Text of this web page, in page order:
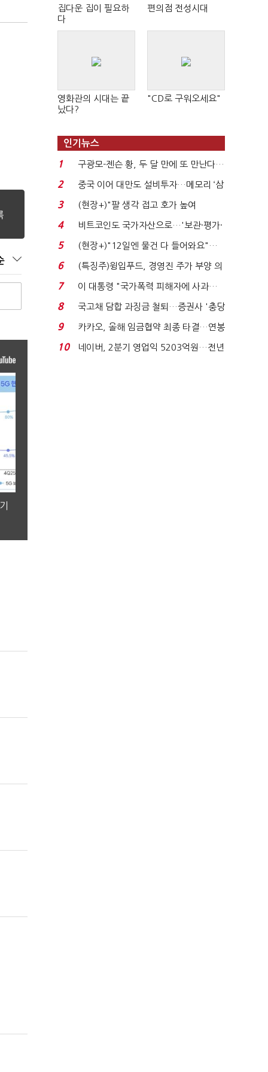
집다운 집이 필요하
다
편의점 전성시대
영화관의 시대는 끝
났다?
"CD로 구워오세요"
인기뉴스
1
구광모-젠슨 황, 두 달 만에 또 만난다…
로봇·AI 등 논...
2
중국 이어 대만도 설비투자…메모리 ‘삼
국전쟁’
3
(현장+)"팔 생각 접고 호가 높여
요"…'덜 똘똘한 한 채' 20...
4
비트코인도 국가자산으로…'보관·평가·
처분' 기준은 ...
5
(현장+)"12일엔 물건 다 들어와요"…
빈 매대 채우며 문 연 ...
6
(특징주)윙입푸드, 경영진 주가 부양 의
지에 상한가...
7
이 대통령 "국가폭력 피해자에 사과…
적극적 조사로 진...
8
국고채 담합 과징금 철퇴…증권사 '충당
금 폭탄' 우려...
9
카카오, 올해 임금협약 최종 타결…연봉
6.3% 인상·격려...
10
네이버, 2분기 영업익 5203억원…전년